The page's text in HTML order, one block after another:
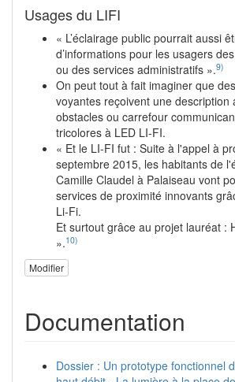
Usages du LIFI
« L’éclairage public pourrait aussi
d’informations pour les usagers
ou des services administratifs ».9)
On peut tout à fait imaginer que
voyantes reçoivent une description
obstacles ou carrefour
tricolores à LED LI-FI.
« Et le LI-FI fut : Suite à l'appel à
septembre 2015, les habitants de
Camille Claudel à Palaiseau vont
services de proximité innovants
Li-Fi.
Et surtout grâce au projet lauréat :
».10)
Modifier
Documentation
Dossier : Un prototype fonctionnel